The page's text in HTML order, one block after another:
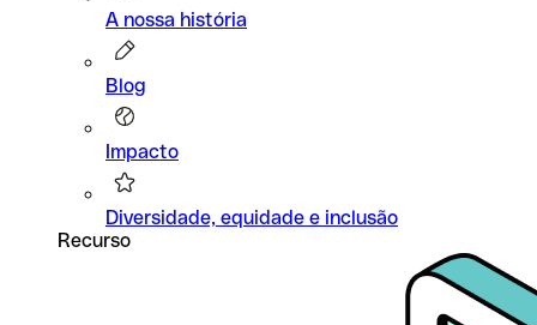
A nossa história
Blog
Impacto
Diversidade, equidade e inclusão
Recurso